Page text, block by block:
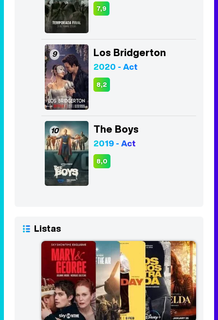
7,9
9 Los Bridgerton
2020 - Act
8,2
10 The Boys
2019 - Act
8,0
Listas